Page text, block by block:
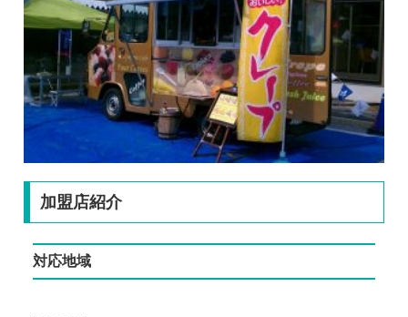
加盟店紹介
対応地域